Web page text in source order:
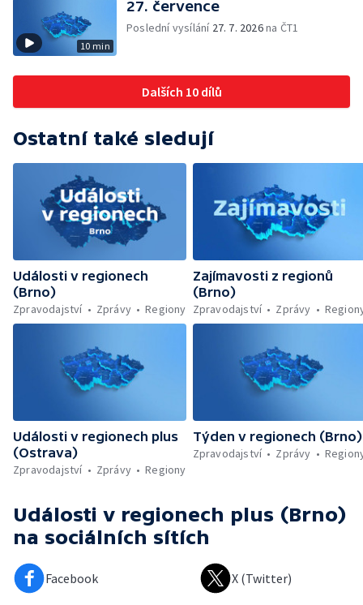
10 min
27. července
Poslední vysílání 27. 7. 2026na ČT1
Dalších 10 dílů
Ostatní také sledují
Události v regionech
(Brno)
Zpravodajství
Zprávy Regiony
Zajímavosti z regionů
(Brno)
Zpravodajství
Zprávy
Události v regionech plus
(Ostrava)
Zpravodajství
Zprávy Regiony
Týden v regionech (Brno)
Zpravodajství
Zprávy
Události v regionech plus (Brno)
na sociálních sítích
Facebook X (Twitter)